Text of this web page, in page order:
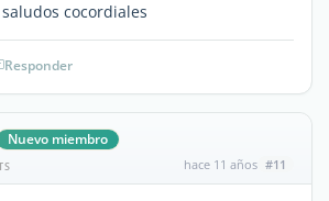
cocordiales
Responder
Nuevo miembro
hace 11 años #11